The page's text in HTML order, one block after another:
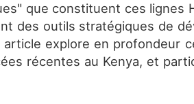
que constituent ces
des outils stratégiques de
explore en profondeur
récentes au Kenya, et